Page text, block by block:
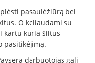
pasaulėžiūrą bei
O keliaudami su
kartu kuria šiltus
pasitikėjimą.
darbuotojas gali